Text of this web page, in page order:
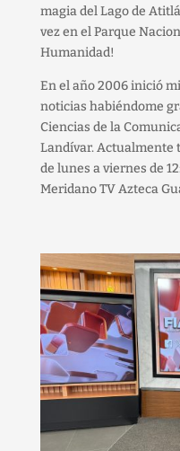
magia del Lago de
vez en el Parque
Humanidad!
En el año 2006 inició
noticias habiéndome
Ciencias de la
Landívar. Actualmente
de lunes a viernes de
Meridano TV Azteca